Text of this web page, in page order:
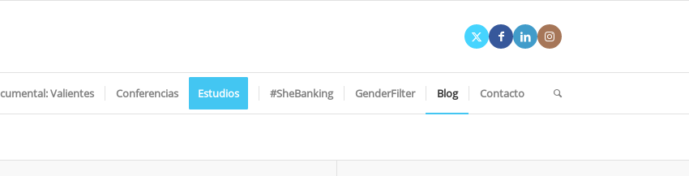
Valientes Conferencias Estudios #SheBanking GenderFilter Blog Contacto